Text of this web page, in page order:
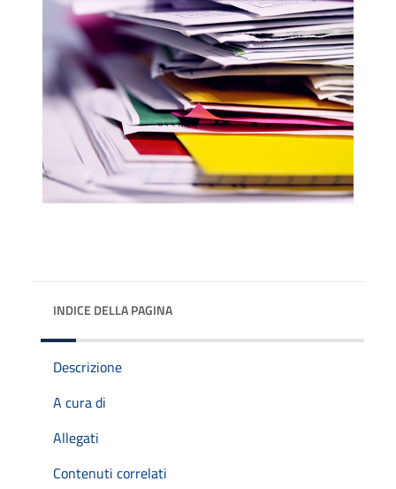
INDICE DELLA PAGINA
Descrizione
A cura di
Allegati
Contenuti correlati